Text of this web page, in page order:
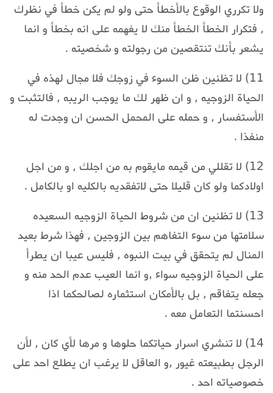
ولا تكرري الوقوع بالأخطأ حتى ولو لم يكن خطأ في نظرك
, فتكرار الخطأ الخطأ منك لا يفهمه على انه بخطأ و انما
يشعر بأنك تنتقصين من رجولته و شخصيته .
11) لا تظنين ظن السوء في زوجك فلا مجال لهذه في
الحياة الزوجيه , و ان ظهر لك ما يوجب الريبه , فالتثبت و
الأستفسار , و حمله على المحمل الحسن ان وجدت له
منفذا .
12) لا تقللي من قيمه مايقوم به من اجلك , و من اجل
اولادكما ولو كان قليلا حتى لاتفقديه بالكليه او بالكامل .
13) لا تظنين ان من شروط الحياة الزوجيه السعيده
سلامتها من سوء التفاهم بين الزوجين , فهذا شرط بعيد
المنال لم يتحقق في بيت النبوه , فليس عيبا ان يطرأ
على الحياة الزوجيه سواء ,و انما العيب عدم الحد منه و
جعله يتفاقم , بل بالأمكان استثماره لصالحكما اذا
احسنتما التعامل معه .
14) لا تنشري اسرار حياتكما حلوها و مرها لأي كان , لأن
الرجل بطبيعته غيور ,و العاقل لا يرغب ان يطلع احد على
خصوصياته احد .